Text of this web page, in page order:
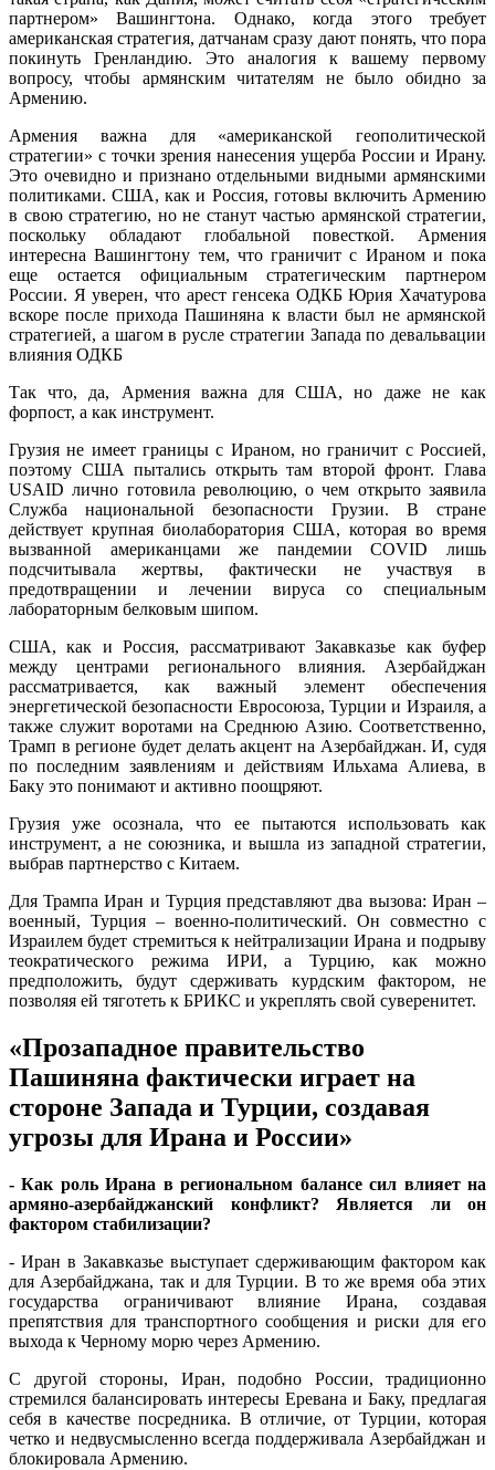
партнером» Вашингтона. Однако, когда этого требует
американская стратегия, датчанам сразу дают понять, что пора
покинуть Гренландию. Это аналогия к вашему первому
вопросу, чтобы армянским читателям не было обидно за
Армению.
Армения важна для «американской геополитической
стратегии» с точки зрения нанесения ущерба России и Ирану.
Это очевидно и признано отдельными видными армянскими
политиками. США, как и Россия, готовы включить Армению
в свою стратегию, но не станут частью армянской стратегии,
поскольку обладают глобальной повесткой. Армения
интересна Вашингтону тем, что граничит с Ираном и пока
еще остается официальным стратегическим партнером
России. Я уверен, что арест генсека ОДКБ Юрия Хачатурова
вскоре после прихода Пашиняна к власти был не армянской
стратегией, а шагом в русле стратегии Запада по девальвации
влияния ОДКБ
Так что, да, Армения важна для США, но даже не как
форпост, а как инструмент.
Грузия не имеет границы с Ираном, но граничит с Россией,
поэтому США пытались открыть там второй фронт. Глава
USAID лично готовила революцию, о чем открыто заявила
Служба национальной безопасности Грузии. В стране
действует крупная биолаборатория США, которая во время
вызванной американцами же пандемии COVID лишь
подсчитывала жертвы, фактически не участвуя в
предотвращении и лечении вируса со специальным
лабораторным белковым шипом.
США, как и Россия, рассматривают Закавказье как буфер
между центрами регионального влияния. Азербайджан
рассматривается, как важный элемент обеспечения
энергетической безопасности Евросоюза, Турции и Израиля, а
также служит воротами на Среднюю Азию. Соответственно,
Трамп в регионе будет делать акцент на Азербайджан. И, судя
по последним заявлениям и действиям Ильхама Алиева, в
Баку это понимают и активно поощряют.
Грузия уже осознала, что ее пытаются использовать как
инструмент, а не союзника, и вышла из западной стратегии,
выбрав партнерство с Китаем.
Для Трампа Иран и Турция представляют два вызова: Иран –
военный, Турция – военно-политический. Он совместно с
Израилем будет стремиться к нейтрализации Ирана и подрыву
теократического режима ИРИ, а Турцию, как можно
предположить, будут сдерживать курдским фактором, не
позволяя ей тяготеть к БРИКС и укреплять свой суверенитет.
«Прозападное правительство
Пашиняна фактически играет на
стороне Запада и Турции, создавая
угрозы для Ирана и России»
- Как роль Ирана в региональном балансе сил влияет на
армяно-азербайджанский конфликт? Является ли он
фактором стабилизации?
- Иран в Закавказье выступает сдерживающим фактором как
для Азербайджана, так и для Турции. В то же время оба этих
государства ограничивают влияние Ирана, создавая
препятствия для транспортного сообщения и риски для его
выхода к Черному морю через Армению.
С другой стороны, Иран, подобно России, традиционно
стремился балансировать интересы Еревана и Баку, предлагая
себя в качестве посредника. В отличие, от Турции, которая
четко и недвусмысленно всегда поддерживала Азербайджан и
блокировала Армению.